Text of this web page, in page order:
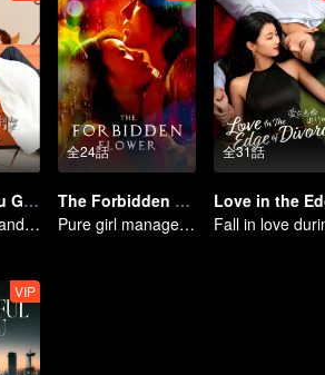
The Love You Give Me
Wang Yuwen and Wang Ziqi Work Again as a Couple
全24話
The Forbidden Flower
Pure girl manages to move the handsome boy
全31話
VIP